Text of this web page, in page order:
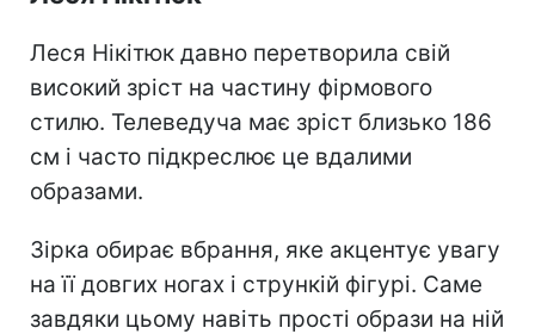
Леся Нікітюк давно перетворила свій
високий зріст на частину фірмового
стилю. Телеведуча має зріст близько 186
см і часто підкреслює це вдалими
образами.
Зірка обирає вбрання, яке акцентує увагу
на її довгих ногах і стрункій фігурі. Саме
завдяки цьому навіть прості образи на ній